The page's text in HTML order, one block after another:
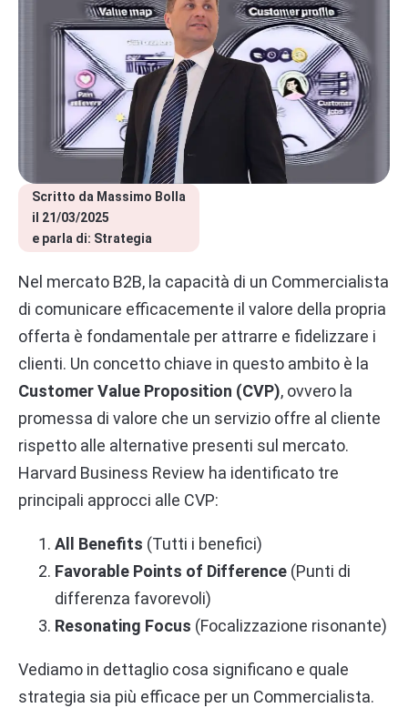
Scritto da Massimo Bolla
il 21/03/2025
e parla di: Strategia
Nel mercato B2B, la capacità di un Commercialista
di comunicare efficacemente il valore della propria
offerta è fondamentale per attrarre e fidelizzare i
clienti. Un concetto chiave in questo ambito è la
Customer Value Proposition (CVP), ovvero la
promessa di valore che un servizio offre al cliente
rispetto alle alternative presenti sul mercato.
Harvard Business Review ha identificato tre
principali approcci alle CVP:
All Benefits (Tutti i benefici)
Favorable Points of Difference (Punti di
differenza favorevoli)
Resonating Focus (Focalizzazione risonante)
Vediamo in dettaglio cosa significano e quale
strategia sia più efficace per un Commercialista.